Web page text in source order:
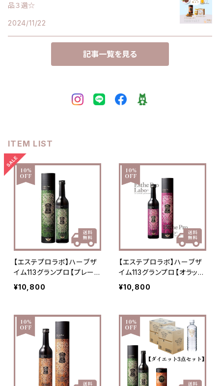
品３選☆
2024/11/22
記事一覧を見る
ITEM LIST
【エステプロラボ】ハーブザ
イム113グランプロ【プレー
ン】
¥10,800
【エステプロラボ】ハーブザ
イム113グランプロ【オラック
ス】
¥10,800